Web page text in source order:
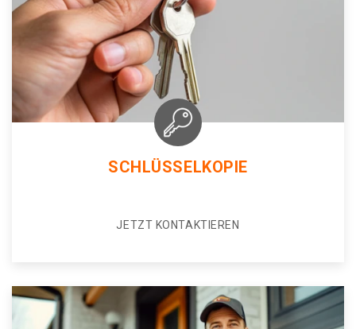
SCHLÜSSELKOPIE
JETZT KONTAKTIEREN